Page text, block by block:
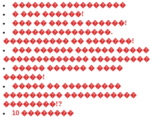
������� ����������
� ��� ������!
��� �� ��� �� ������!
���������������.
���������� �� �������!
��� ������ ������ �����
������������� ���������
����� ������ � ����
������!
����� �� ���������
��������� �����������
��������!?
10 ��������